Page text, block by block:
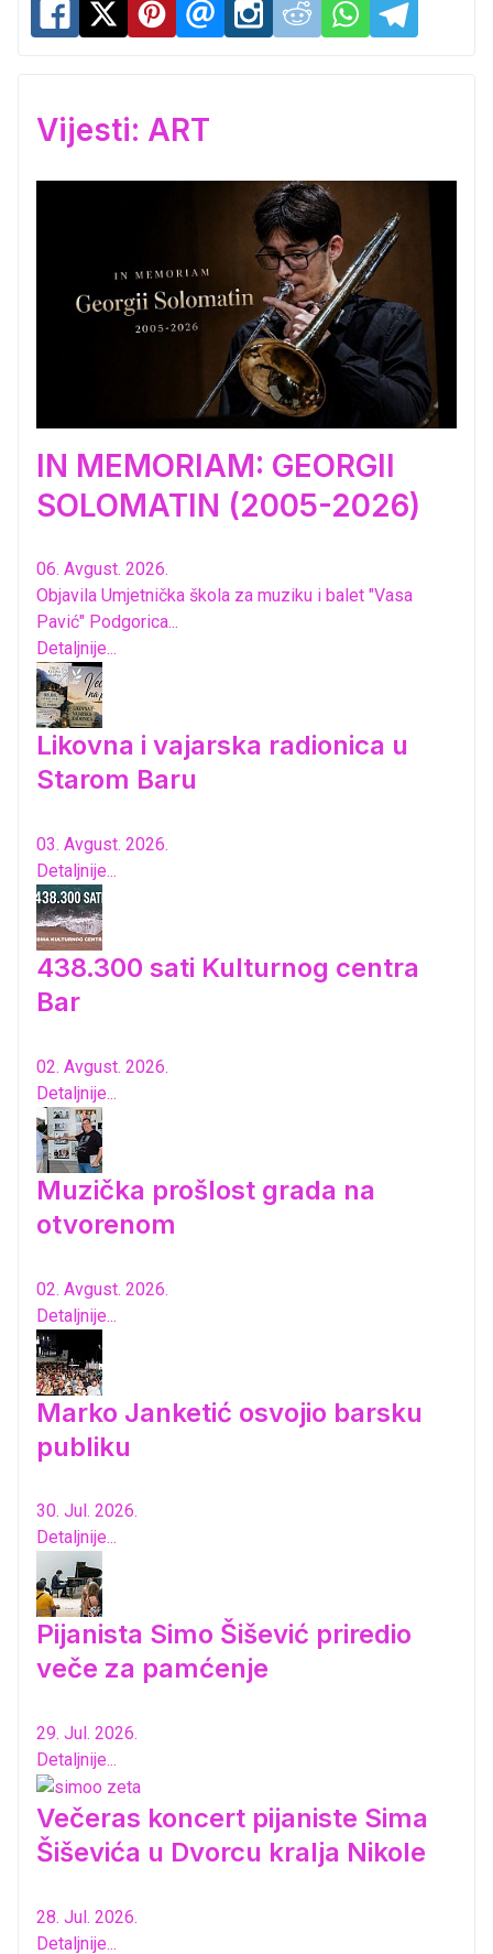
Vijesti: ART
IN MEMORIAM: GEORGII
SOLOMATIN (2005-2026)
06. Avgust. 2026.
Objavila Umjetnička škola za muziku i balet "Vasa
Pavić" Podgorica...
Detaljnije...
Likovna i vajarska radionica u
Starom Baru
03. Avgust. 2026.
Detaljnije...
438.300 sati Kulturnog centra
Bar
02. Avgust. 2026.
Detaljnije...
Muzička prošlost grada na
otvorenom
02. Avgust. 2026.
Detaljnije...
Marko Janketić osvojio barsku
publiku
30. Jul. 2026.
Detaljnije...
Pijanista Simo Šišević priredio
veče za pamćenje
29. Jul. 2026.
Detaljnije...
Večeras koncert pijaniste Sima
Šiševića u Dvorcu kralja Nikole
28. Jul. 2026.
Detaljnije...